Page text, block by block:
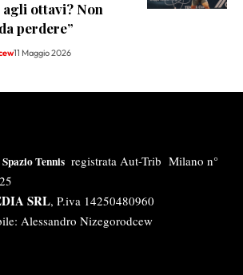
ottavi? Non
perdere”
11 Maggio 2026
Spazio Tennis registrata Aut-Trib Milano n°
SRL, P.iva 14250480960
Alessandro Nizegorodcew